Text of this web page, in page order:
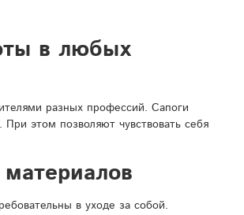
в любых
разных профессий. Сапоги
этом позволяют чувствовать себя
в уходе за собой.